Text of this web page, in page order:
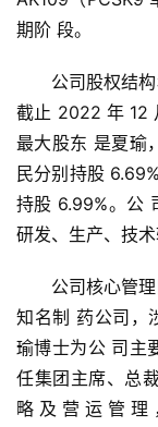
期阶 段。
公司股权结
截止 2022 年 12
最大股东 是夏瑜
民分别持股
持股 6.99%。公
研发、生产、技
公司核心管
知名制 药公司，
瑜博士为公 司主
任集团主席、总
略及营运管